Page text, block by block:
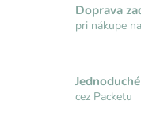
Doprava
pri nákupe
cez Packetu